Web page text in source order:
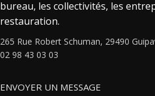
bureau, les collectivités, les
restauration.
265 Rue Robert Schuman, 29490
02 98 43 03 03
ENVOYER UN MESSAGE